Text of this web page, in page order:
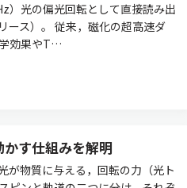
）光の偏光回転として直接読み出
ース）。 従来，磁化の超高速ダ
効果やT…
す仕組みを解明
が物質に与える，回転の力（光ト